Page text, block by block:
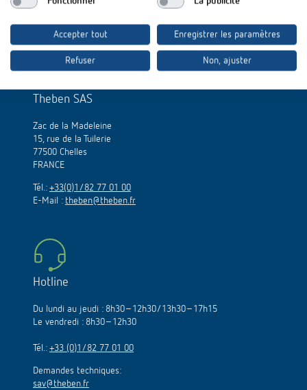
Theben SAS
Zac de la Madeleine
15, rue de la Tuilerie
77500 Chelles
FRANCE
Tél.: +33(0)1/82 77 01 00
E-Mail : theben@theben.fr
Hotline
Du lundi au jeudi : 8h30–12h30/13h30–17h15
Le vendredi : 8h30–12h30
Tél.: +33 (0)1/82 77 01 00
Demandes techniques:
sav@theben.fr
Accepter tout Enregistrer les paramètres
Refuser Non, ajuster